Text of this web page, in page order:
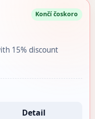
Končí čoskoro
15% discount
Detail